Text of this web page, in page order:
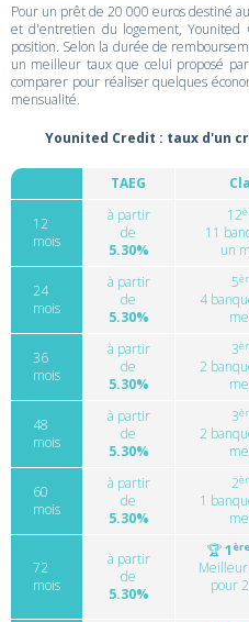
Pour un prêt de 20 000 euros destiné
et d'entretien du logement, Younited
position. Selon la durée de
un meilleur taux que celui proposé
comparer pour réaliser quelques
mensualité.
Younited Credit : taux d'un
TAEG
12
mois
à partir
de
5.30%
12
11
un
24
mois
à partir
de
5.30%
5
4
36
mois
à partir
de
5.30%
3
2
48
mois
à partir
de
5.30%
3
2
60
mois
à partir
de
5.30%
2
1
72
mois
à partir
de
5.30%
🏆1 ère
pour